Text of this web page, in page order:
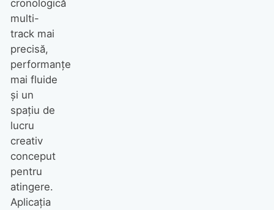
cronologică
multi-
track mai
precisă,
performanțe
mai fluide
și un
spațiu de
lucru
creativ
conceput
pentru
atingere.
Aplicația